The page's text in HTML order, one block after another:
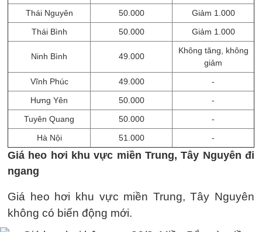
Thái Nguyên
50.000
Giảm 1.000
Thái Bình
50.000 Giảm 1.000
Ninh Bình 49.000
Không tăng, không
giảm
Vĩnh Phúc
49.000
-
Hưng Yên
50.000
-
Tuyên Quang
50.000
-
Hà Nội
51.000 -
Giá heo hơi khu vực miền Trung, Tây Nguyên đi
ngang
Giá heo hơi khu vực miền Trung, Tây Nguyên
không có biến động mới.